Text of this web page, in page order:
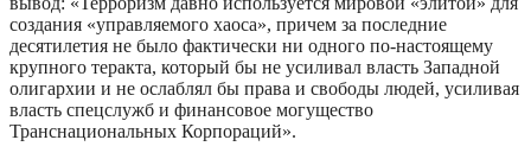
создания «управляемого хаоса», причем за последние
десятилетия не было фактически ни одного по-настоящему
крупного теракта, который бы не усиливал власть Западной
олигархии и не ослаблял бы права и свободы людей, усиливая
власть спецслужб и финансовое могущество
Транснациональных Корпораций».